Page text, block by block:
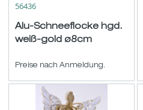
56436
Alu-Schneeflocke hgd.
weiß-gold ø8cm
Preise nach Anmeldung.